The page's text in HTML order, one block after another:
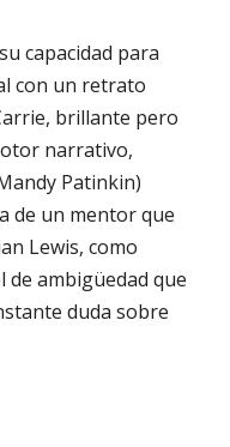
capacidad para
con un retrato
brillante pero
narrativo,
Patinkin)
de un mentor que
Lewis, como
de ambigüedad que
duda sobre